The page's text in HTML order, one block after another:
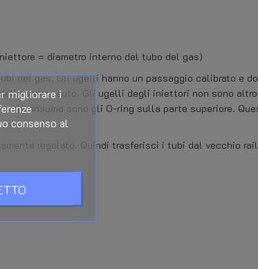
= diametro interno del tubo del gas)
del gas. Gli ugelli hanno un passaggio calibrato e
vostra auto. Gli ugelli degli iniettori non sono
si consuma sono gli O-ring sulla parte superiore.
regolato. Quindi trasferisci i tubi dal vecchio
migliorare i
consenso al